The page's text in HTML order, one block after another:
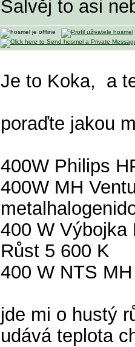
Šalvěj to asi
Je to Koka, a
poraďte jakou
400W Philips
400W MH
400 W Výbojka
Růst 5 600 K
400 W NTS
jde mi o hustý
udává teplota